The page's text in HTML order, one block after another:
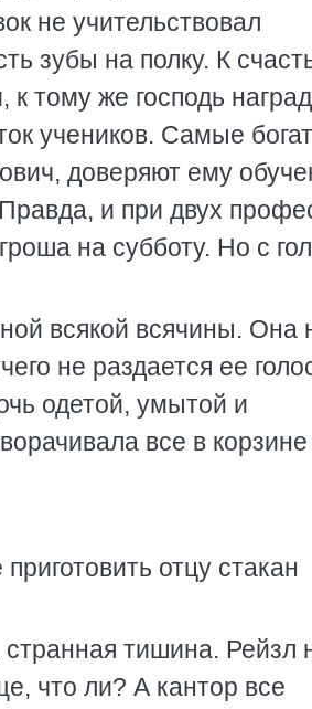
не учительствовал
зубы на полку. К
тому же господь
учеников. Самые
доверяют ему
и при двух
на субботу. Но с
всякой всячины. Она
не раздается ее
одетой, умытой и
все в корзине
отцу стакан
тишина. Рейзл
что ли? А кантор все